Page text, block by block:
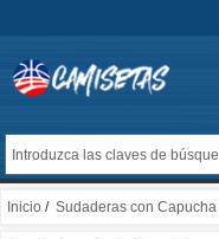
Inicio / Sudaderas con Capucha